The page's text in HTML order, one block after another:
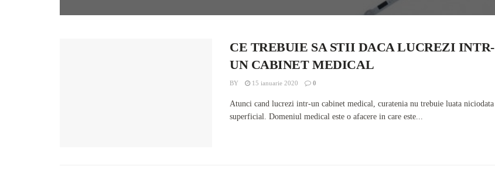
CE TREBUIE SA STII DACA LUCREZI INTR-
UN CABINET MEDICAL
BY 15 ianuarie 2020 0
Atunci cand lucrezi intr-un cabinet medical, curatenia nu trebuie luata niciodata
superficial. Domeniul medical este o afacere in care este...